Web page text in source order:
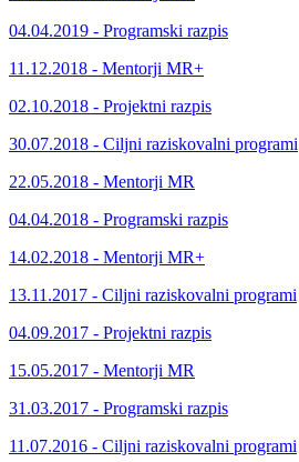
04.04.2019 - Programski razpis
11.12.2018 - Mentorji MR+
02.10.2018 - Projektni razpis
30.07.2018 - Ciljni raziskovalni programi
22.05.2018 - Mentorji MR
04.04.2018 - Programski razpis
14.02.2018 - Mentorji MR+
13.11.2017 - Ciljni raziskovalni programi
04.09.2017 - Projektni razpis
15.05.2017 - Mentorji MR
31.03.2017 - Programski razpis
11.07.2016 - Ciljni raziskovalni programi